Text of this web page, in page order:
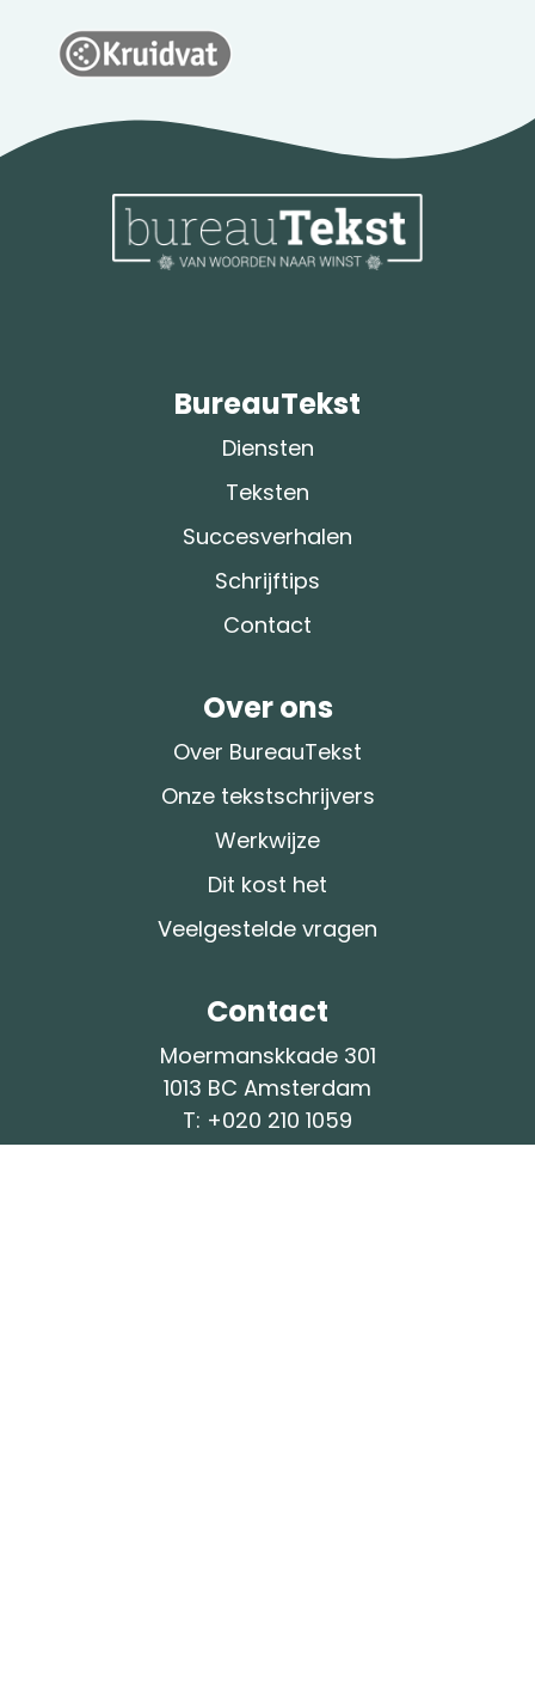
BureauTekst
Diensten
Teksten
Succesverhalen
Schrijftips
Contact
Over ons
Over BureauTekst
Onze tekstschrijvers
Werkwijze
Dit kost het
Veelgestelde vragen
Contact
Moermanskkade 301
1013 BC Amsterdam
T: +020 210 1059
M:info@bureau-tekst.nl